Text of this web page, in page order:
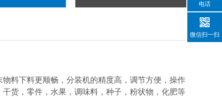
下料更顺畅，分装机的精度高，调节方便，操作
货，零件，水果，调味料，种子，粉状物，化肥等
电话
微信扫一扫